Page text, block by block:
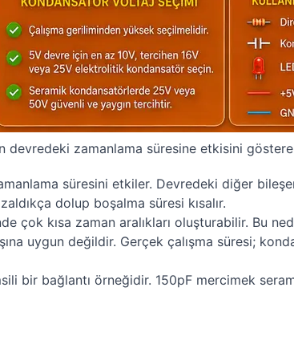
devredeki zamanlama süresine etkisini
süresini etkiler. Devredeki diğer
dolup boşalma süresi kısalır.
çok kısa zaman aralıkları oluşturabilir. Bu
uygun değildir. Gerçek çalışma süresi;
bir bağlantı örneğidir. 150pF mercimek